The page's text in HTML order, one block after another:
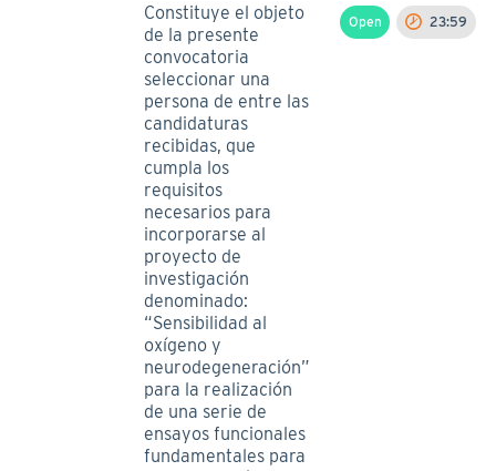
Constituye el objeto
de la presente
convocatoria
seleccionar una
persona de entre las
candidaturas
recibidas, que
cumpla los
requisitos
necesarios para
incorporarse al
proyecto de
investigación
denominado:
“Sensibilidad al
oxígeno y
neurodegeneración”
para la realización
de una serie de
ensayos funcionales
fundamentales para
Open 23:59